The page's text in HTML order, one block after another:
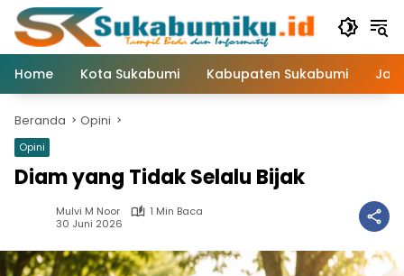
Langsung
konten
Home
Kota Sukabumi Kabupaten Sukabumi
Beranda Opini
Opini
Diam yang Tidak Selalu Bijak
Mulvi M Noor
1 Min Baca
30 Juni 2026